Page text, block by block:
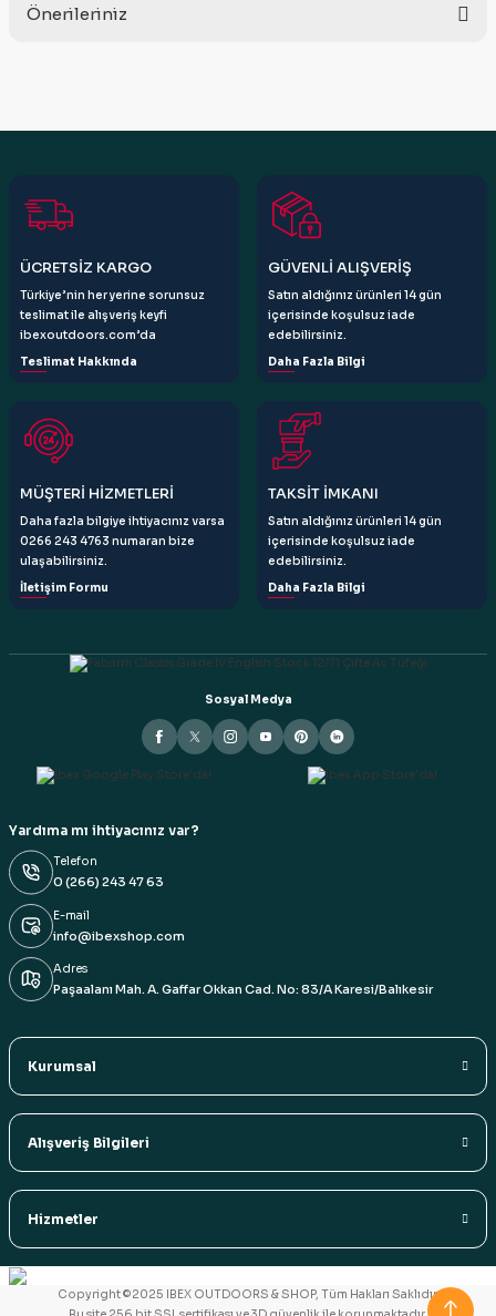
Önerileriniz
Görüş ve önerileriniz için teşekkür ederiz.
Ürün resmi kalitesiz, bozuk veya görüntülenemiyor.
Ürün açıklamasında eksik bilgiler bulunuyor.
Bu ürüne benzer farklı alternatifler olmalı.
Gönder
ÜCRETSİZ KARGO
Türkiye’nin her yerine sorunsuz
teslimat ile alışveriş keyfi
ibexoutdoors.com’da
Teslimat Hakkında
GÜVENLİ ALIŞVERİŞ
Satın aldığınız ürünleri 14 gün
içerisinde koşulsuz iade
edebilirsiniz.
Daha Fazla Bilgi
MÜŞTERİ HİZMETLERİ
Daha fazla bilgiye ihtiyacınız varsa
0266 243 4763 numaran bize
ulaşabilirsiniz.
İletişim Formu
TAKSİT İMKANI
Satın aldığınız ürünleri 14 gün
içerisinde koşulsuz iade
edebilirsiniz.
Daha Fazla Bilgi
Sosyal Medya
Yardıma mı ihtiyacınız var?
Telefon
0 (266) 243 47 63
E-mail
info@ibexshop.com
Adres
Paşaalanı Mah. A. Gaffar Okkan Cad. No: 83/A Karesi/Balıkesir
Kurumsal
Alışveriş Bilgileri
Hizmetler
Copyright ©2025 IBEX OUTDOORS & SHOP, Tüm Hakları Saklıdır.